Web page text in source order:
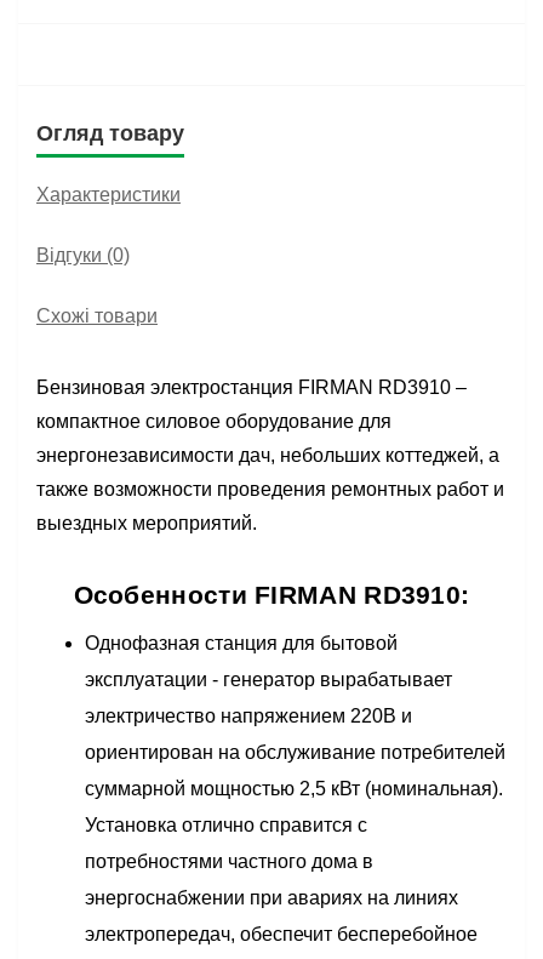
Огляд товару
Характеристики
Відгуки (0)
Схожі товари
Бензиновая электростанция FIRMAN RD3910 –
компактное силовое оборудование для
энергонезависимости дач, небольших коттеджей, а
также возможности проведения ремонтных работ и
выездных мероприятий.
Особенности FIRMAN RD3910:
Однофазная станция для бытовой
эксплуатации - генератор вырабатывает
электричество напряжением 220В и
ориентирован на обслуживание потребителей
суммарной мощностью 2,5 кВт (номинальная).
Установка отлично справится с
потребностями частного дома в
энергоснабжении при авариях на линиях
электропередач, обеспечит бесперебойное